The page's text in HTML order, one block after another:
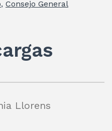
gr
m
l
p
, Consejo General
Llorens